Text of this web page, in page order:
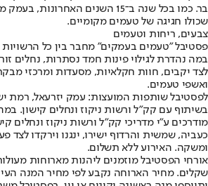
בר. כמו בכל שנה ב־15 השנים
שכולו חגיגה של טעמים מקומיים.
צבעים, ריחות וטעמים
פסטיבל "טעמים בעמקים" מחבר בין כל
במה נהדרת לגילוי פינות חמד נסתרות, נחלים
לצד יקבים, חוות חקלאיות, מסעדות ומרכזי
ואשפי טעמים.
לפסטיבל שותפות המועצות: עמק יזרעאל, רמת
בשיתוף עם קק"ל ורשות ניקוז ונחלים קישון.
מודרכים ע"י מדריכי קק"ל ורשות ניקוז ונחלים
כעביה, שמשית והרדוף ישירו, ינגנו וירקדו לצד
ומשקה. האירוע ללא תשלום.
שקלים. מחיר הארוחה נקבע לפי מחיר המנה